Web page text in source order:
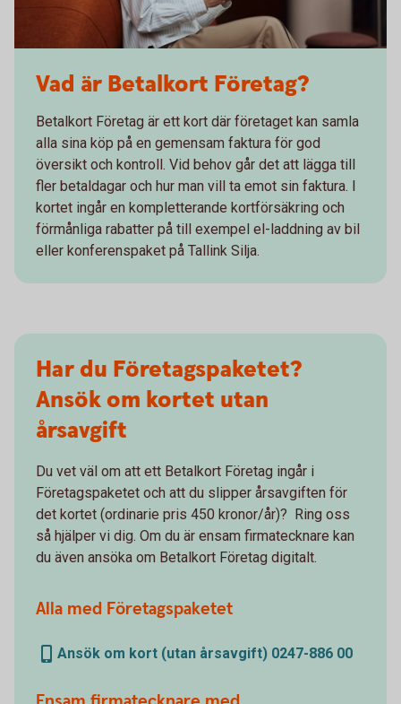
Vad är Betalkort Företag?
Betalkort Företag är ett kort där företaget kan samla
alla sina köp på en gemensam faktura för god
översikt och kontroll. Vid behov går det att lägga till
fler betaldagar och hur man vill ta emot sin faktura. I
kortet ingår en kompletterande kortförsäkring och
förmånliga rabatter på till exempel el-laddning av bil
eller konferenspaket på Tallink Silja.
Har du Företagspaketet?
Ansök om kortet utan
årsavgift
Du vet väl om att ett Betalkort Företag ingår i
Företagspaketet och att du slipper årsavgiften för
det kortet (ordinarie pris 450 kronor/år)? Ring oss
så hjälper vi dig. Om du är ensam firmatecknare kan
du även ansöka om Betalkort Företag digitalt.
Alla med Företagspaketet
Ansök om kort (utan årsavgift) 0247-886 00